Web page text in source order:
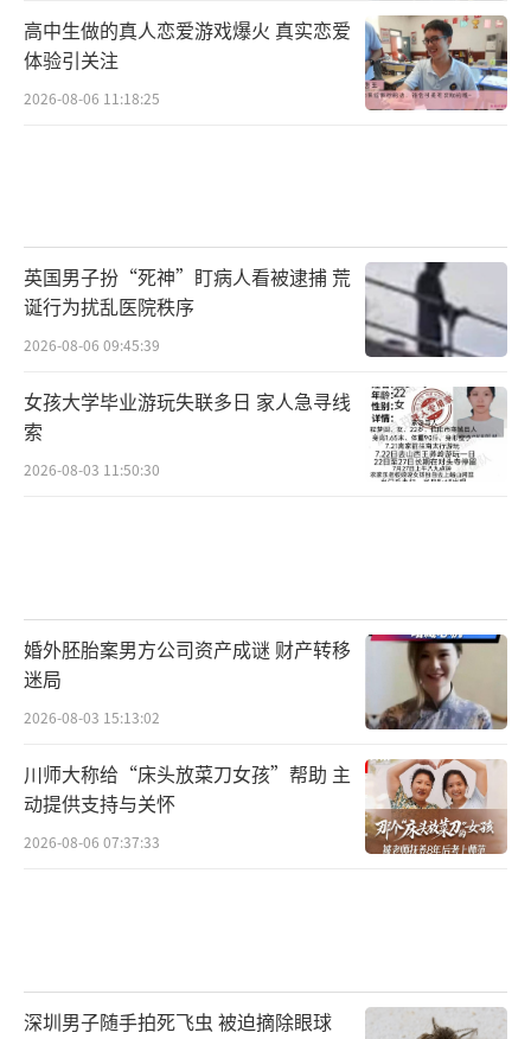
高中生做的真人恋爱游戏爆火 真实恋爱
体验引关注
2026-08-06 11:18:25
英国男子扮“死神”盯病人看被逮捕 荒
诞行为扰乱医院秩序
2026-08-06 09:45:39
女孩大学毕业游玩失联多日 家人急寻线
索
2026-08-03 11:50:30
婚外胚胎案男方公司资产成谜 财产转移
迷局
2026-08-03 15:13:02
川师大称给“床头放菜刀女孩”帮助 主
动提供支持与关怀
2026-08-06 07:37:33
深圳男子随手拍死飞虫 被迫摘除眼球